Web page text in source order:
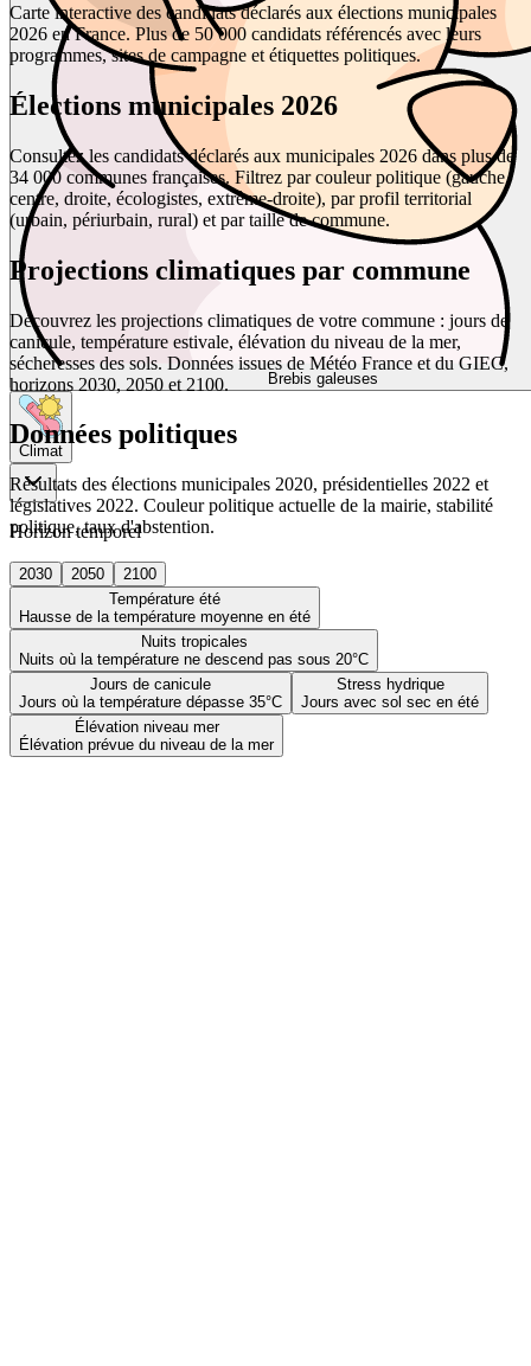
Brebis galeuses
Climat
Horizon temporel
2030 2050
2100
Température été
Hausse de la température moyenne en été
Nuits tropicales
Nuits où la température ne descend pas sous 20°C
Jours de canicule
Jours où la température dépasse 35°C
Stress hydrique
Jours avec sol sec en été
Élévation niveau mer
Élévation prévue du niveau de la mer
Carte interactive des candidats déclarés aux élections municipales
2026 en France. Plus de 50 000 candidats référencés avec leurs
programmes, sites de campagne et étiquettes politiques.
Élections municipales 2026
Consultez les candidats déclarés aux municipales 2026 dans plus de
34 000 communes françaises. Filtrez par couleur politique (gauche,
centre, droite, écologistes, extrême-droite), par profil territorial
(urbain, périurbain, rural) et par taille de commune.
Projections climatiques par commune
Découvrez les projections climatiques de votre commune : jours de
canicule, température estivale, élévation du niveau de la mer,
sécheresses des sols. Données issues de Météo France et du GIEC,
horizons 2030, 2050 et 2100.
Données politiques
Résultats des élections municipales 2020, présidentielles 2022 et
législatives 2022. Couleur politique actuelle de la mairie, stabilité
politique, taux d'abstention.